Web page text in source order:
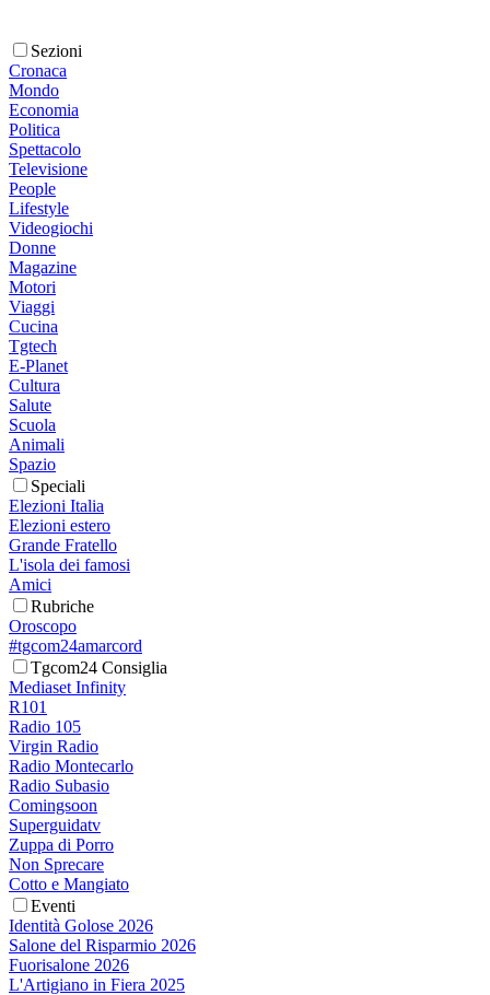
Sezioni
Cronaca
Mondo
Economia
Politica
Spettacolo
Televisione
People
Lifestyle
Videogiochi
Donne
Magazine
Motori
Viaggi
Cucina
Tgtech
E-Planet
Cultura
Salute
Scuola
Animali
Spazio
Speciali
Elezioni Italia
Elezioni estero
Grande Fratello
L'isola dei famosi
Amici
Rubriche
Oroscopo
#tgcom24amarcord
Tgcom24 Consiglia
Mediaset Infinity
R101
Radio 105
Virgin Radio
Radio Montecarlo
Radio Subasio
Comingsoon
Superguidatv
Zuppa di Porro
Non Sprecare
Cotto e Mangiato
Eventi
Identità Golose 2026
Salone del Risparmio 2026
Fuorisalone 2026
L'Artigiano in Fiera 2025